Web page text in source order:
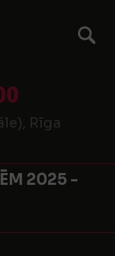
Rīga
2025 -